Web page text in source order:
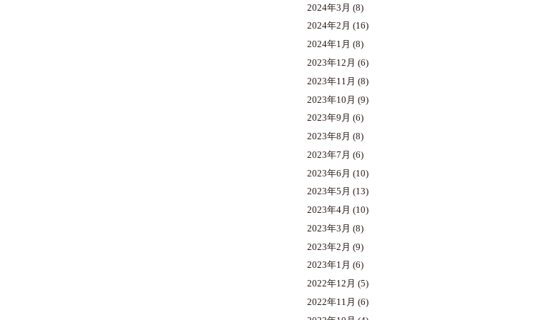
2024年3月 (8)
2024年2月 (16)
2024年1月 (8)
2023年12月 (6)
2023年11月 (8)
2023年10月 (9)
2023年9月 (6)
2023年8月 (8)
2023年7月 (6)
2023年6月 (10)
2023年5月 (13)
2023年4月 (10)
2023年3月 (8)
2023年2月 (9)
2023年1月 (6)
2022年12月 (5)
2022年11月 (6)